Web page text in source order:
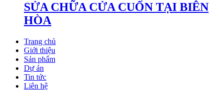
SỬA CHỮA CỬA CUỐN TẠI BIÊN
HÒA
Trang chủ
Giới thiệu
Sản phẩm
Dự án
Tin tức
Liên hệ